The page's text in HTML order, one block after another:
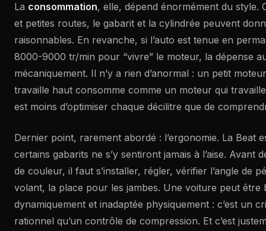
La consommation, elle, dépend énormément du style.
et petites routes, le gabarit et la cylindrée peuvent
raisonnables. En revanche, si l’auto est tenue en
8000-9000 tr/min pour “vivre” le moteur, la dépense
mécaniquement. Il n’y a rien d’anormal : un petit
travaille haut consomme comme un moteur qui
est moins d’optimiser chaque décilitre que de
Dernier point, rarement abordé : l’ergonomie. La Beat
certains gabarits ne s’y sentiront jamais à l’aise. Avant
de couleur, il faut s’installer, régler, vérifier l’angle de
volant, la place pour les jambes. Une voiture peut être
dynamiquement et inadaptée physiquement : c’est un
rationnel qu’un contrôle de compression. Et c’est